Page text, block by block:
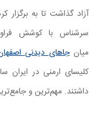
آزاد گذاشت تا به برگزار
سرشناس با کوشش
میانجاهای دیدنی
داشتند. مهم‌ترین و